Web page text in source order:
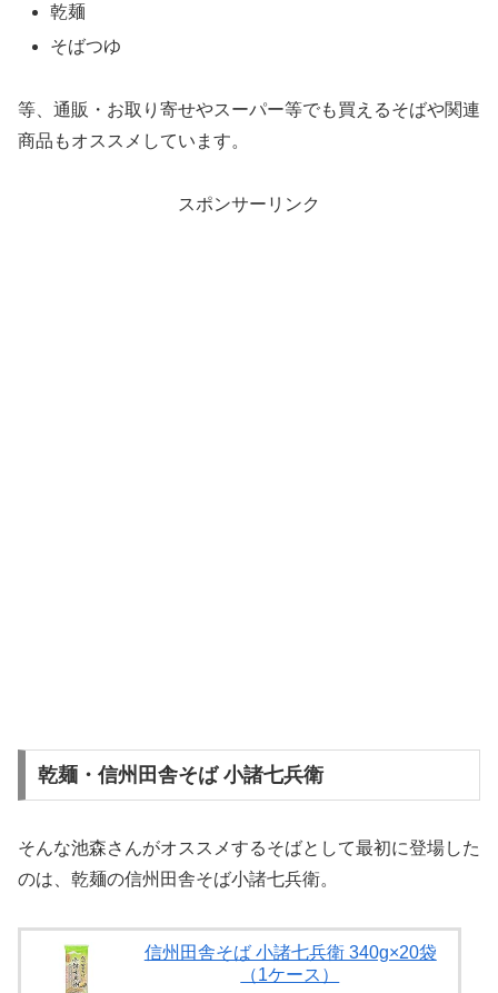
乾麺
そばつゆ
等、通販・お取り寄せやスーパー等でも買えるそばや関連
商品もオススメしています。
スポンサーリンク
乾麺・信州田舎そば 小諸七兵衛
そんな池森さんがオススメするそばとして最初に登場した
のは、乾麺の信州田舎そば小諸七兵衛。
信州田舎そば 小諸七兵衛 340g×20袋
（1ケース）